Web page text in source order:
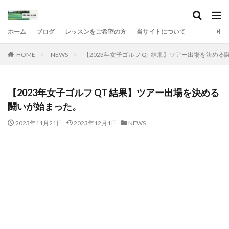
ホーム ブログ レッスンをご希望の方 当サイトについて
HOME NEWS 【2023年女子ゴルフ QT 結果】ツアー出場を決める
【2023年女子ゴルフ QT 結果】ツアー出場を決める
闘いが始まった。
2023年11月21日 2023年12月1日 NEWS